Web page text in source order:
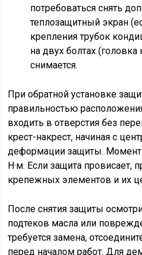
потребоваться снять
теплозащитный экран
крепления трубок
на двух болтах
снимается.
При обратной установке
правильностью
входить в отверстия без
крест-накрест, начиная с
деформации защиты. Момент
Н·м. Если защита провисает,
крепежных элементов и их
После снятия защиты
подтеков масла или
требуется замена,
перед началом работ. Для